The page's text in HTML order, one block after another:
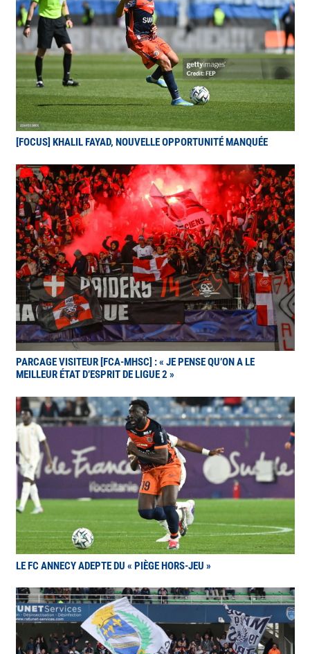
[FOCUS] KHALIL FAYAD, NOUVELLE OPPORTUNITÉ MANQUÉE
PARCAGE VISITEUR [FCA-MHSC] : « JE PENSE QU’ON A LE
MEILLEUR ÉTAT D’ESPRIT DE LIGUE 2 »
LE FC ANNECY ADEPTE DU « PIÈGE HORS-JEU »